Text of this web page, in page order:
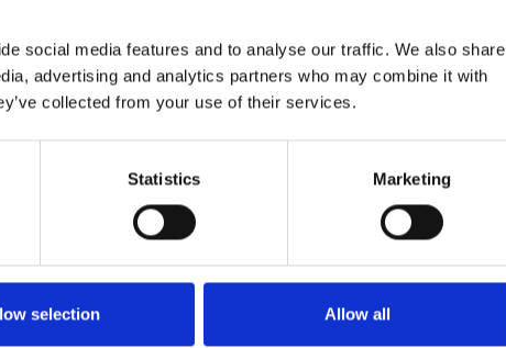
social media features and to analyse our traffic. We also share
advertising and analytics partners who may combine it with
collected from your use of their services.
Statistics Marketing
selection Allow all
Download Programma Tricolore